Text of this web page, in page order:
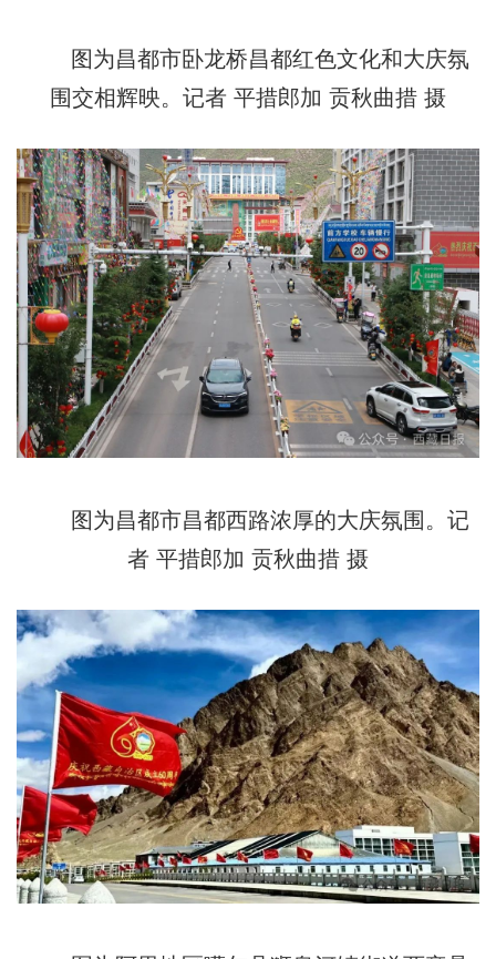
图为昌都市卧龙桥昌都红色文化和大庆氛
围交相辉映。记者 平措郎加 贡秋曲措 摄
图为昌都市昌都西路浓厚的大庆氛围。记
者 平措郎加 贡秋曲措 摄